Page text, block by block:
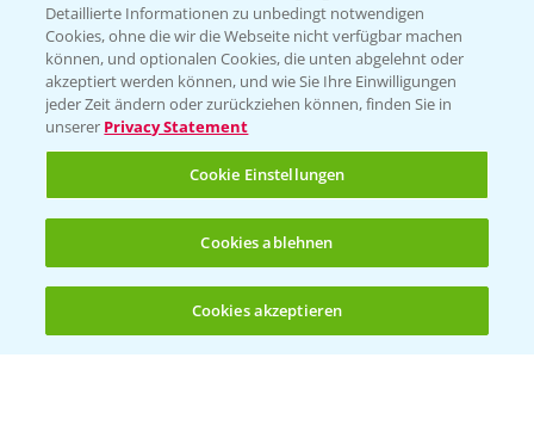
(noch 4)
PAMIRA - Packmittelrücknahme
Sammelstellen und Termine
PRE - Chemikalien sicher entsorgen
Sammelstellen und Termine
Kontakt & Notfall
Detaillierte Informationen zu unbedingt notwendigen
Cookies, ohne die wir die Webseite nicht verfügbar machen
können, und optionalen Cookies, die unten abgelehnt oder
akzeptiert werden können, und wie Sie Ihre Einwilligungen
jeder Zeit ändern oder zurückziehen können, finden Sie in
unserer Privacy Statement
Cookie Einstellungen
Cookies ablehnen
Cookies akzeptieren